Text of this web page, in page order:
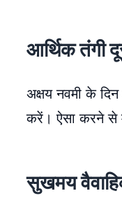
आर्थिक
अक्षय नवमी के
करें। ऐसा करने से
सुखमय